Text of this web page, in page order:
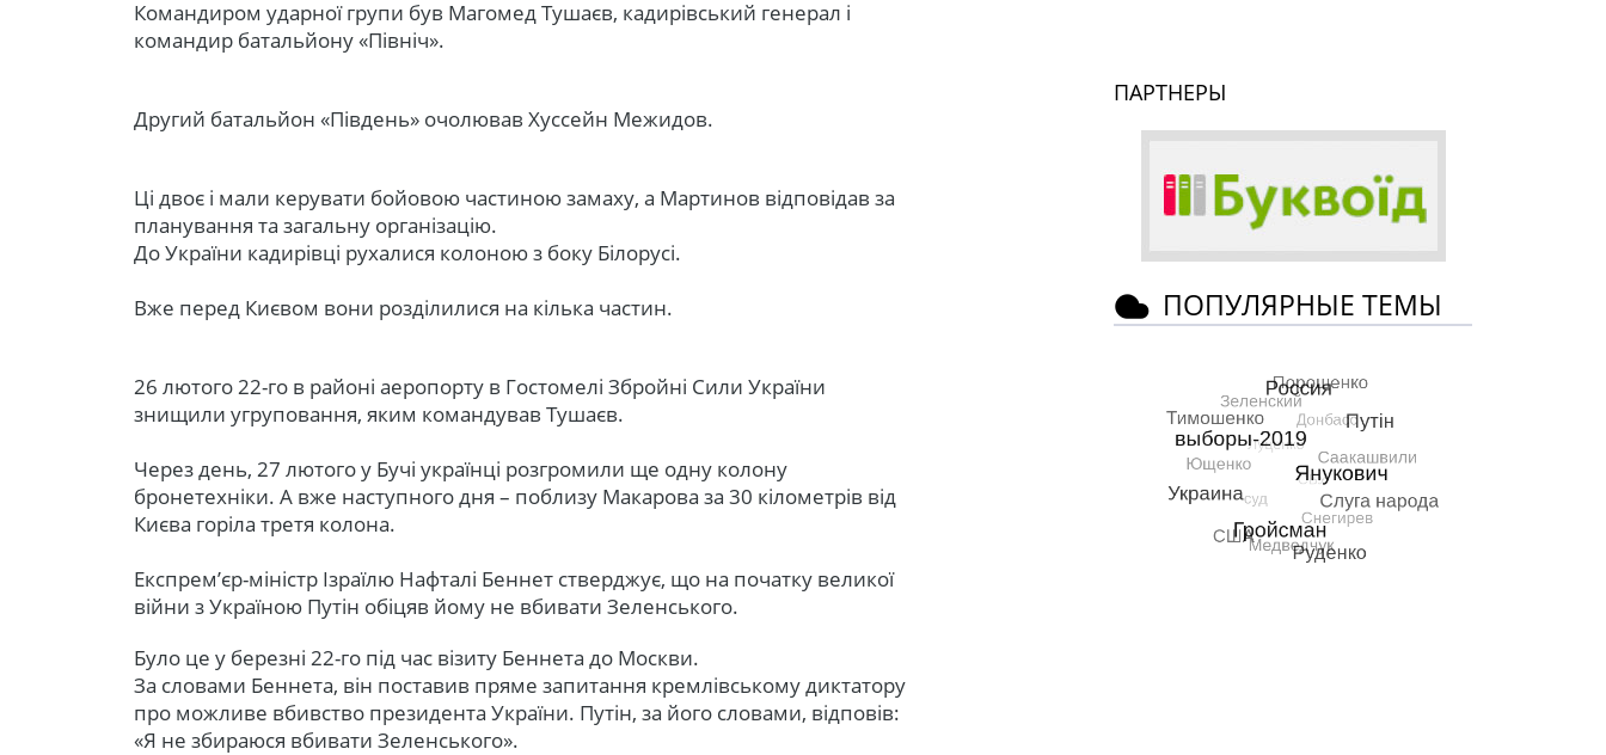
Командиром ударної групи був Магомед Тушаєв, кадирівський генерал і
командир батальйону «Північ».
Другий батальйон «Південь» очолював Хуссейн Межидов.
Ці двоє і мали керувати бойовою частиною замаху, а Мартинов відповідав за
планування та загальну організацію.
До України кадирівці рухалися колоною з боку Білорусі.
Вже перед Києвом вони розділилися на кілька частин.
26 лютого 22-го в районі аеропорту в Гостомелі Збройні Сили України
знищили угруповання, яким командував Тушаєв.
Через день, 27 лютого у Бучі українці розгромили ще одну колону
бронетехніки. А вже наступного дня – поблизу Макарова за 30 кілометрів від
Києва горіла третя колона.
Експремʼєр-міністр Ізраїлю Нафталі Беннет стверджує, що на початку великої
війни з Україною Путін обіцяв йому не вбивати Зеленського.
Було це у березні 22-го під час візиту Беннета до Москви.
За словами Беннета, він поставив пряме запитання кремлівському диктатору
про можливе вбивство президента України. Путін, за його словами, відповів:
«Я не збираюся вбивати Зеленського».
ПАРТНЕРЫ
ПОПУЛЯРНЫЕ ТЕМЫ